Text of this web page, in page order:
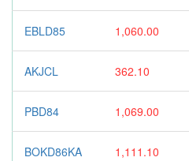
EBLD85 1,060.00
AKJCL 362.10
PBD84 1,069.00
BOKD86KA 1,111.10